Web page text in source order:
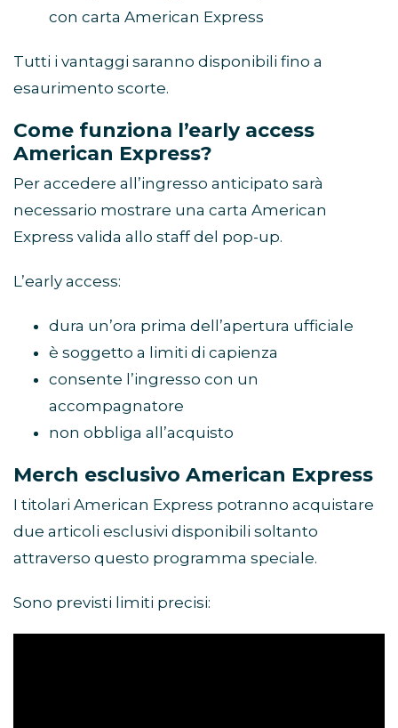
con carta American Express
Tutti i vantaggi saranno disponibili fino a
esaurimento scorte.
Come funziona l’early access
American Express?
Per accedere all’ingresso anticipato sarà
necessario mostrare una carta American
Express valida allo staff del pop-up.
L’early access:
dura un’ora prima dell’apertura ufficiale
è soggetto a limiti di capienza
consente l’ingresso con un
accompagnatore
non obbliga all’acquisto
Merch esclusivo American Express
I titolari American Express potranno acquistare
due articoli esclusivi disponibili soltanto
attraverso questo programma speciale.
Sono previsti limiti precisi: